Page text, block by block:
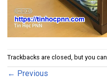
Trackbacks are closed, but you can
← Previous